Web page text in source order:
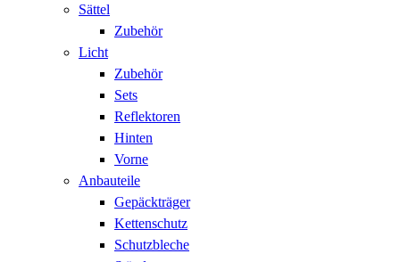
Sättel
Zubehör
Licht
Zubehör
Sets
Reflektoren
Hinten
Vorne
Anbauteile
Gepäckträger
Kettenschutz
Schutzbleche